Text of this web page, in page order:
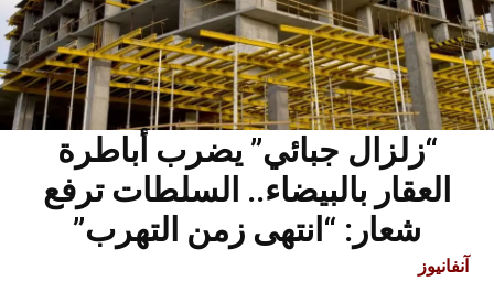
“زلزال جبائي” يضرب أباطرة
العقار بالبيضاء.. السلطات ترفع
شعار: “انتهى زمن التهرب”
آنفانيوز